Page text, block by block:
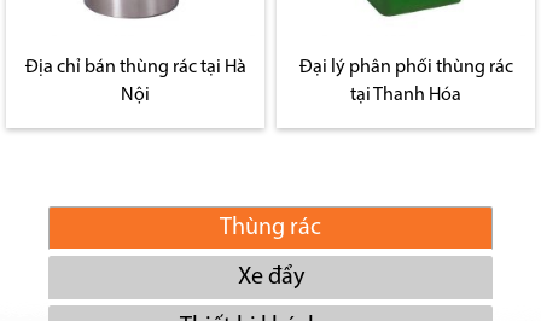
Địa chỉ bán thùng rác tại Hà
Nội
Đại lý phân phối thùng rác
tại Thanh Hóa
Thùng rác
Xe đẩy